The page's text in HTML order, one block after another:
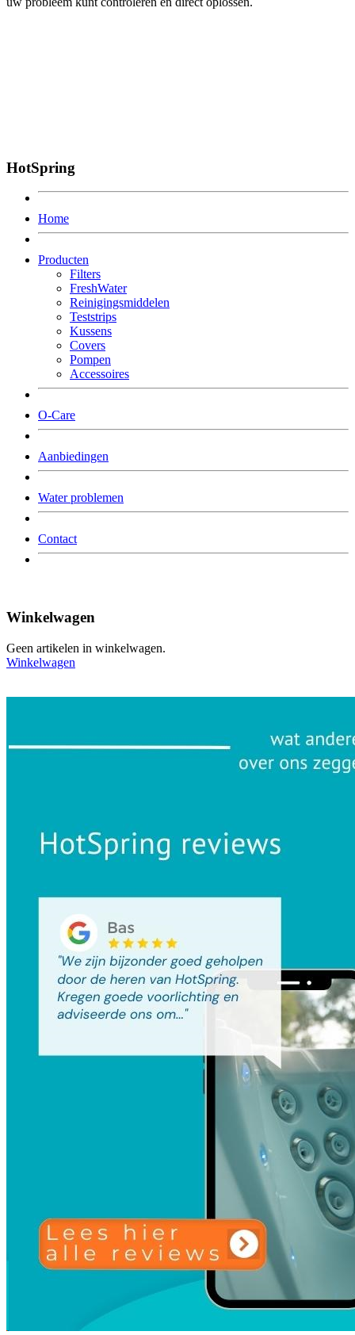
HotSpring
Home
Producten
Filters
FreshWater
Reinigingsmiddelen
Teststrips
Kussens
Covers
Pompen
Accessoires
O-Care
Aanbiedingen
Water problemen
Contact
Winkelwagen
Geen artikelen in winkelwagen.
Winkelwagen